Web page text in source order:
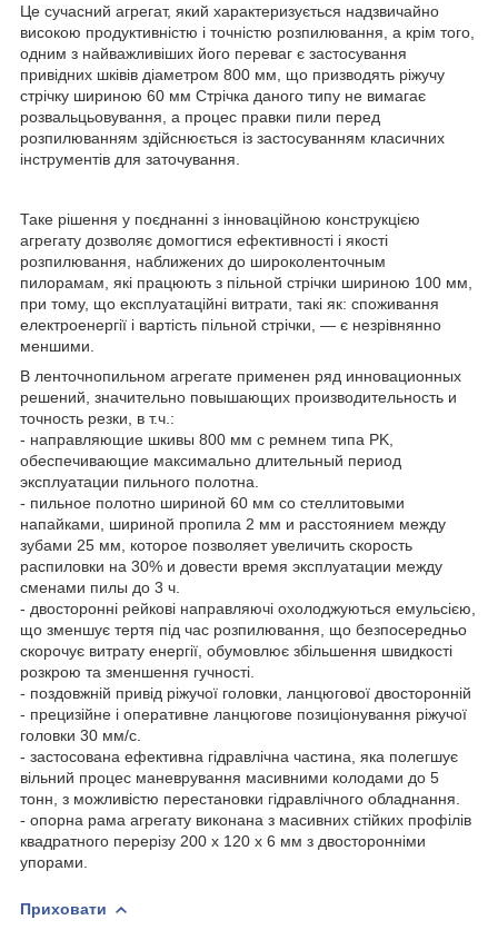
Це сучасний агрегат, який характеризується надзвичайно
високою продуктивністю і точністю розпилювання, а крім того,
одним з найважливіших його переваг є застосування
привідних шківів діаметром 800 мм, що призводять ріжучу
стрічку шириною 60 мм Стрічка даного типу не вимагає
розвальцьовування, а процес правки пили перед
розпилюванням здійснюється із застосуванням класичних
інструментів для заточування.
Таке рішення у поєднанні з інноваційною конструкцією
агрегату дозволяє домогтися ефективності і якості
розпилювання, наближених до широколенточным
пилорамам, які працюють з пільной стрічки шириною 100 мм,
при тому, що експлуатаційні витрати, такі як: споживання
електроенергії і вартість пільной стрічки, ― є незрівнянно
меншими.
В ленточнопильном агрегате применен ряд инновационных
решений, значительно повышающих производительность и
точность резки, в т.ч.:
- направляющие шкивы 800 мм с ремнем типа PK,
обеспечивающие максимально длительный период
эксплуатации пильного полотна.
- пильное полотно шириной 60 мм со стеллитовыми
напайками, шириной пропила 2 мм и расстоянием между
зубами 25 мм, которое позволяет увеличить скорость
распиловки на 30% и довести время эксплуатации между
сменами пилы до 3 ч.
- двосторонні рейкові направляючі охолоджуються емульсією,
що зменшує тертя під час розпилювання, що безпосередньо
скорочує витрату енергії, обумовлює збільшення швидкості
розкрою та зменшення гучності.
- поздовжній привід ріжучої головки, ланцюгової двосторонній
- прецизійне і оперативне ланцюгове позиціонування ріжучої
головки 30 мм/с.
- застосована ефективна гідравлічна частина, яка полегшує
вільний процес маневрування масивними колодами до 5
тонн, з можливістю перестановки гідравлічного обладнання.
- опорна рама агрегату виконана з масивних стійких профілів
квадратного перерізу 200 x 120 x 6 мм з двосторонніми
упорами.
Приховати